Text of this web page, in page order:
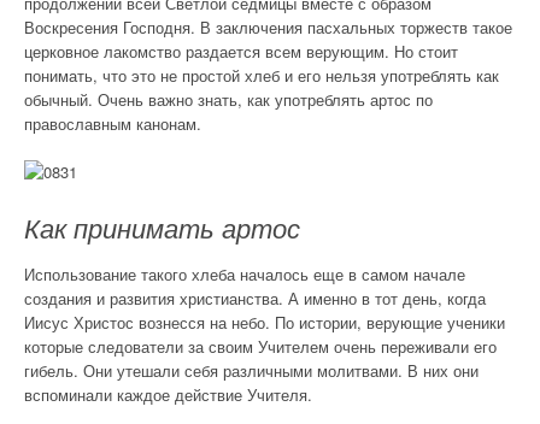
Воскресения Господня. В заключения пасхальных торжеств такое
церковное лакомство раздается всем верующим. Но стоит
понимать, что это не простой хлеб и его нельзя употреблять как
обычный. Очень важно знать, как употреблять артос по
православным канонам.
Как принимать артос
Использование такого хлеба началось еще в самом начале
создания и развития христианства. А именно в тот день, когда
Иисус Христос вознесся на небо. По истории, верующие ученики
которые следователи за своим Учителем очень переживали его
гибель. Они утешали себя различными молитвами. В них они
вспоминали каждое действие Учителя.